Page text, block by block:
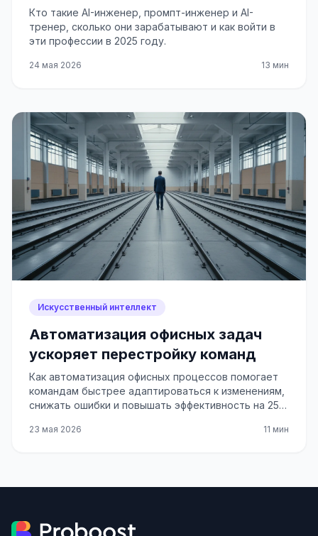
Кто такие AI-инженер, промпт-инженер и AI-
тренер, сколько они зарабатывают и как войти в
эти профессии в 2025 году.
24 мая 2026 13 мин
Искусственный интеллект
Автоматизация офисных задач
ускоряет перестройку команд
Как автоматизация офисных процессов помогает
командам быстрее адаптироваться к изменениям,
снижать ошибки и повышать эффективность на 25–
23 мая 2026 11 мин